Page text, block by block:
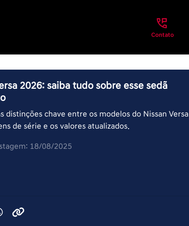
Contato
2026: saiba tudo sobre esse sedã
distinções chave entre os modelos do Nissan Versa
de série e os valores atualizados.
18/08/2025